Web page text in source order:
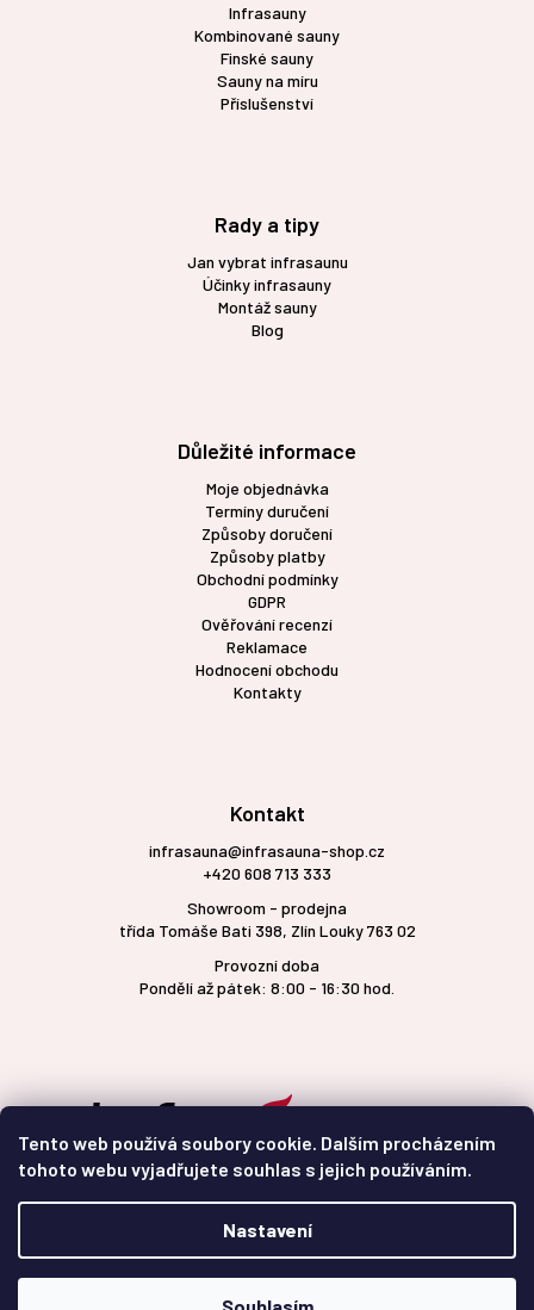
Tento web používá soubory cookie. Dalším procházením
tohoto webu vyjadřujete souhlas s jejich používáním.
Nastavení
Infrasauny
Kombinované sauny
Finské sauny
Sauny na míru
Příslušenství
Rady a tipy
Jan vybrat infrasaunu
Účinky infrasauny
Montáž sauny
Blog
Důležité informace
Moje objednávka
Termíny duručení
Způsoby doručení
Způsoby platby
Obchodní podmínky
GDPR
Ověřování recenzí
Reklamace
Hodnocení obchodu
Kontakty
Kontakt
infrasauna@infrasauna-shop.cz
+420 608 713 333
Showroom - prodejna
třída Tomáše Bati 398, Zlín Louky 763 02
Provozní doba
Pondělí až pátek: 8:00 - 16:30 hod.
Vytvořil Shoptet